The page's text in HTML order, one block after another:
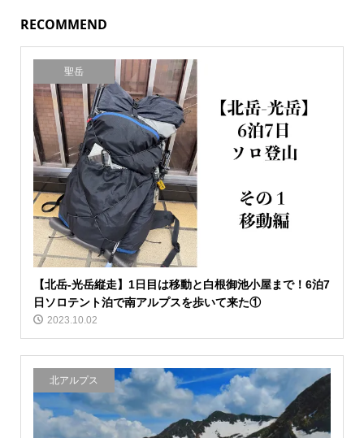
RECOMMEND
聖岳
【北岳-光岳縦走】1日目は移動と白根御池小屋まで！6泊7
日ソロテント泊で南アルプスを歩いて来た①
2023.10.02
北アルプス